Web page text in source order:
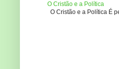
O Cristão e a Política
O Cristão e a Política É